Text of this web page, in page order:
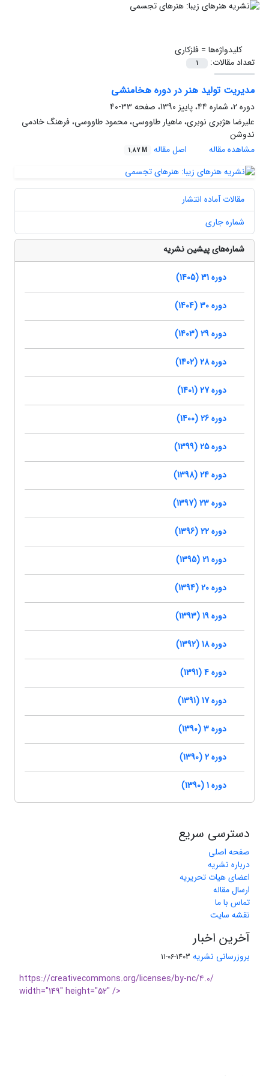
کلیدواژه‌ها =فلزکاری
تعداد مقالات:
1
مدیریت تولید هنر در دوره هخامنشی
دوره 2، شماره 44، پاییز 1390، صفحه
33-40
علیرضا هژبری نوبری، ماهیار طاووسی، محمود طاووسی، فرهنگ خادمی
ندوشن
مشاهده مقاله
اصل مقاله 1.87 M
مقالات آماده انتشار
شماره جاری
شماره‌های پیشین نشریه
دوره 31 (1405)
دوره 30 (1404)
دوره 29 (1403)
دوره 28 (1402)
دوره 27 (1401)
دوره 26 (1400)
دوره 25 (1399)
دوره 24 (1398)
دوره 23 (1397)
دوره 22 (1396)
دوره 21 (1395)
دوره 20 (1394)
دوره 19 (1393)
دوره 18 (1392)
دوره 4 (1391)
دوره 17 (1391)
دوره 3 (1390)
دوره 2 (1390)
دوره 1 (1390)
دسترسی سریع
صفحه اصلی
درباره نشریه
اعضای هیات تحریریه
ارسال مقاله
تماس با ما
نقشه سایت
آخرین اخبار
بروزرسانی نشریه 1403-06-11
https://creativecommons.org/licenses/by-nc/4.0/
width="149" height="52" />